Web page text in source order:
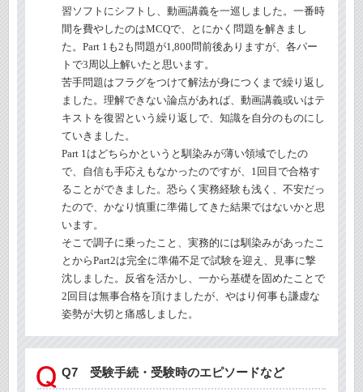
習ソフトにシフトし、動画講義を一巡しました。一番時
間を費やしたのはMCQで、とにかく問題を解きまし
た。 Part 1 も2 も問題が1,800問前後ありますが、各パー
トで3周以上解いたと思います。
苦手問題はフラグをつけて解法が身につくまで繰り返し
ました。理解できない論点があれば、動画講義或いはテ
キストを復習という繰り返しで、知識を自分のものにし
ていきました。
Part 1はどちらかというと馴染みが薄い領域でしたの
で、自信も手応えもなかったのですが、 1 回目で合格す
ることができました。恐らく実務経験も浅く、不安だっ
たので、かなり慎重に準備してきた結果ではないかと思
います。
そこで調子に乗ったこと、実務的には馴染みがあったこ
とからPart2は完全に準備不足で試験を迎え、見事に撃
沈しました。反省を活かし、一から基礎を固めたことで
2 回目は無事合格を頂けましたが、やはり何事も謙虚な
姿勢が大切と痛感しました。
Q7 受験手続・受験時のエピソードなど